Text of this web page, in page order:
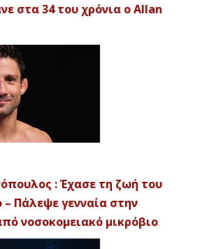
στα 34 του χρόνια ο Allan
: Έχασε τη ζωή του
Πάλεψε γενναία στην
νοσοκομειακό μικρόβιο